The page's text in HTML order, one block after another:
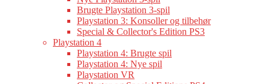
Brugte Playstation 3-spil
Playstation 3: Konsoller og tilbehør
Special & Collector's Edition PS3
Playstation 4
Playstation 4: Brugte spil
Playstation 4: Nye spil
Playstation VR